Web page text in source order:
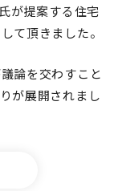
が提案する住宅
て頂きました。
論を交わすこと
が展開されまし